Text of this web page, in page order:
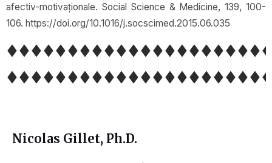
afectiv-motivaționale. Social Science & Medicine, 139, 100-
106. https://doi.org/10.1016/j.socscimed.2015.06.035
Nicolas Gillet, Ph.D.